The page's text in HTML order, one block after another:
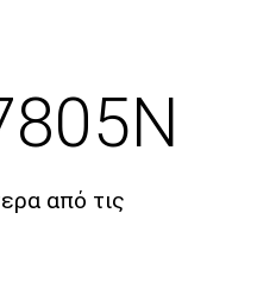
από τις